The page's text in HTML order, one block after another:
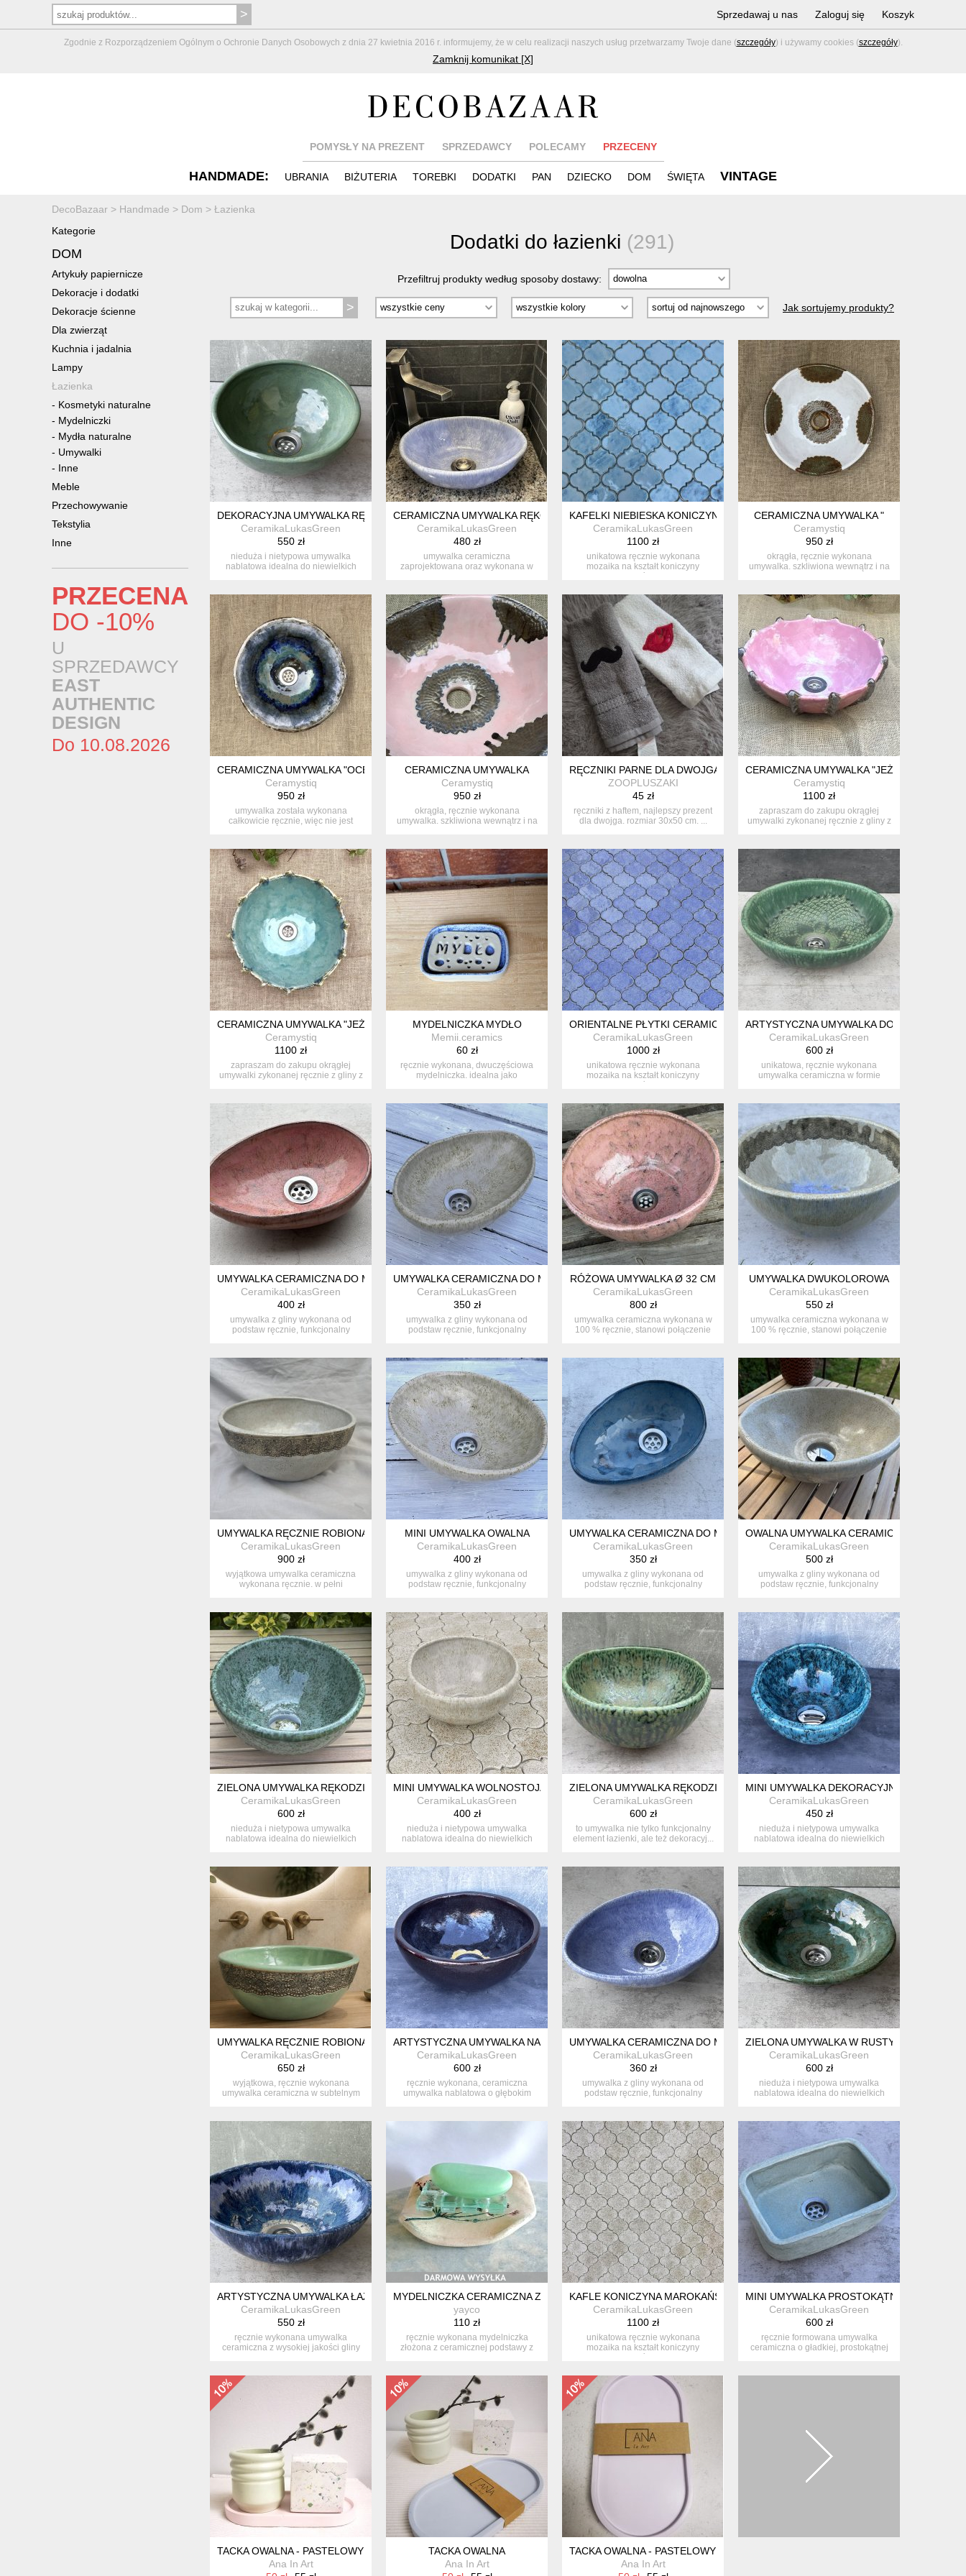
Zgodnie z Rozporządzeniem Ogólnym o Ochronie Danych Osobowych z dnia 27 kwietnia 2016 r. informujemy, że w celu realizacji naszych usług przetwarzamy Twoje dane (szczegóły) i używamy cookies (szczegóły).
Zamknij komunikat [X]
Sprzedawaj u nas Zaloguj się Koszyk
POMYSŁY NA PREZENT SPRZEDAWCY POLECAMY PRZECENY
HANDMADE: UBRANIA BIŻUTERIA TOREBKI DODATKI PAN DZIECKO DOM ŚWIĘTA VINTAGE
DecoBazaar > Handmade > Dom > Łazienka
Kategorie
DOM
Artykuły papiernicze
Dekoracje i dodatki
Dekoracje ścienne
Dla zwierząt
Kuchnia i jadalnia
Lampy
Łazienka
- Kosmetyki naturalne
- Mydelniczki
- Mydła naturalne
- Umywalki
- Inne
Meble
Przechowywanie
Tekstylia
Inne
PRZECENA
DO -10%
U
SPRZEDAWCY
EAST
AUTHENTIC
DESIGN
Do 10.08.2026
Dodatki do łazienki (291)
Przefiltruj produkty według sposoby dostawy:
Jak sortujemy produkty?
DEKORACYJNA UMYWALKA RĘKODZIEŁO
CeramikaLukasGreen
550 zł
nieduża i nietypowa umywalka
nablatowa idealna do niewielkich
CERAMICZNA UMYWALKA RĘKODZIEŁO
CeramikaLukasGreen
480 zł
umywalka ceramiczna
zaprojektowana oraz wykonana w
KAFELKI NIEBIESKA KONICZYNA MAROKAŃSKA
CeramikaLukasGreen
1100 zł
unikatowa ręcznie wykonana
mozaika na kształt koniczyny
marokańskiej. ...
CERAMICZNA UMYWALKA "
Ceramystiq
950 zł
okrągła, ręcznie wykonana
umywalka. szkliwiona wewnątrz i na
CERAMICZNA UMYWALKA "OCEAN"
Ceramystiq
950 zł
umywalka została wykonana
całkowicie ręcznie, więc nie jest
CERAMICZNA UMYWALKA
Ceramystiq
950 zł
okrągła, ręcznie wykonana
umywalka. szkliwiona wewnątrz i na
RĘCZNIKI PARNE DLA DWOJGA
ZOOPLUSZAKI
45 zł
ręczniki z haftem, najlepszy prezent
dla dwojga. rozmiar 30x50 cm. ...
CERAMICZNA UMYWALKA "JEŻOWIEC W
Ceramystiq
1100 zł
zapraszam do zakupu okrągłej
umywalki zykonanej ręcznie z gliny z
CERAMICZNA UMYWALKA "JEŻOWIEC II"
Ceramystiq
1100 zł
zapraszam do zakupu okrągłej
umywalki zykonanej ręcznie z gliny z
MYDELNICZKA MYDŁO
Memii.ceramics
60 zł
ręcznie wykonana, dwuczęściowa
mydelniczka. idealna jako
ORIENTALNE PŁYTKI CERAMICZNE
CeramikaLukasGreen
1000 zł
unikatowa ręcznie wykonana
mozaika na kształt koniczyny
marokańskiej. ...
ARTYSTYCZNA UMYWALKA DO ŁAZIENKI
CeramikaLukasGreen
600 zł
unikatowa, ręcznie wykonana
umywalka ceramiczna w formie
UMYWALKA CERAMICZNA DO MAŁEJ ŁAZIENKI
CeramikaLukasGreen
400 zł
umywalka z gliny wykonana od
podstaw ręcznie, funkcjonalny
UMYWALKA CERAMICZNA DO MAŁEJ ŁAZIENKI
CeramikaLukasGreen
350 zł
umywalka z gliny wykonana od
podstaw ręcznie, funkcjonalny
RÓŻOWA UMYWALKA Ø 32 CM
CeramikaLukasGreen
800 zł
umywalka ceramiczna wykonana w
100 % ręcznie, stanowi połączenie
UMYWALKA DWUKOLOROWA
CeramikaLukasGreen
550 zł
umywalka ceramiczna wykonana w
100 % ręcznie, stanowi połączenie
UMYWALKA RĘCZNIE ROBIONA W STYLU RUSTYKALNYM
CeramikaLukasGreen
900 zł
wyjątkowa umywalka ceramiczna
wykonana ręcznie. w pełni
MINI UMYWALKA OWALNA
CeramikaLukasGreen
400 zł
umywalka z gliny wykonana od
podstaw ręcznie, funkcjonalny
UMYWALKA CERAMICZNA DO MAŁEJ ŁAZIENKI
CeramikaLukasGreen
350 zł
umywalka z gliny wykonana od
podstaw ręcznie, funkcjonalny
OWALNA UMYWALKA CERAMICZNA-
CeramikaLukasGreen
500 zł
umywalka z gliny wykonana od
podstaw ręcznie, funkcjonalny
ZIELONA UMYWALKA RĘKODZIEŁO
CeramikaLukasGreen
600 zł
nieduża i nietypowa umywalka
nablatowa idealna do niewielkich
MINI UMYWALKA WOLNOSTOJĄCA
CeramikaLukasGreen
400 zł
nieduża i nietypowa umywalka
nablatowa idealna do niewielkich
ZIELONA UMYWALKA RĘKODZIEŁO ZIELONY ONYKS
CeramikaLukasGreen
600 zł
to umywalka nie tylko funkcjonalny
element łazienki, ale też dekoracyj...
MINI UMYWALKA DEKORACYJNA CZNIE
CeramikaLukasGreen
450 zł
nieduża i nietypowa umywalka
nablatowa idealna do niewielkich
UMYWALKA RĘCZNIE ROBIONA ZDOBIONA KORONKĄ
CeramikaLukasGreen
650 zł
wyjątkowa, ręcznie wykonana
umywalka ceramiczna w subtelnym
ARTYSTYCZNA UMYWALKA NABLATOWA
CeramikaLukasGreen
600 zł
ręcznie wykonana, ceramiczna
umywalka nablatowa o głębokim
UMYWALKA CERAMICZNA DO MAŁEJ ŁAZIENKI
CeramikaLukasGreen
360 zł
umywalka z gliny wykonana od
podstaw ręcznie, funkcjonalny
ZIELONA UMYWALKA W RUSTYKALNYM
CeramikaLukasGreen
600 zł
nieduża i nietypowa umywalka
nablatowa idealna do niewielkich
ARTYSTYCZNA UMYWALKA ŁAZIENKOWA
CeramikaLukasGreen
550 zł
ręcznie wykonana umywalka
ceramiczna z wysokiej jakości gliny
MYDELNICZKA CERAMICZNA ZE SZKLANĄ PODSTAWKĄ | MOTYW ROŚLINNY | HANDMADE
yayco
110 zł
ręcznie wykonana mydelniczka
złożona z ceramicznej podstawy z
KAFLE KONICZYNA MAROKAŃSKA
CeramikaLukasGreen
1100 zł
unikatowa ręcznie wykonana
mozaika na kształt koniczyny
marokańskiej. ...
MINI UMYWALKA PROSTOKĄTNA
CeramikaLukasGreen
600 zł
ręcznie formowana umywalka
ceramiczna o gładkiej, prostokątnej
TACKA OWALNA - PASTELOWY RÓŻOWY
Ana In Art
TACKA OWALNA
Ana In Art
TACKA OWALNA - PASTELOWY FIOLETOWY
Ana In Art